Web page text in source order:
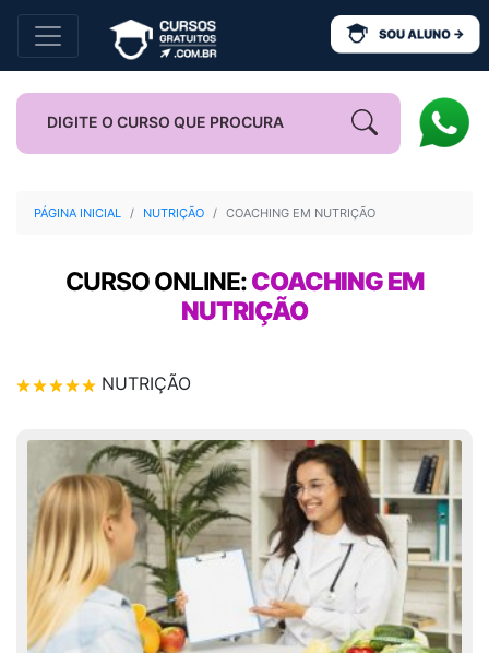
PÁGINA INICIAL NUTRIÇÃO COACHING EM NUTRIÇÃO
CURSO ONLINE:COACHING EM
NUTRIÇÃO
NUTRIÇÃO